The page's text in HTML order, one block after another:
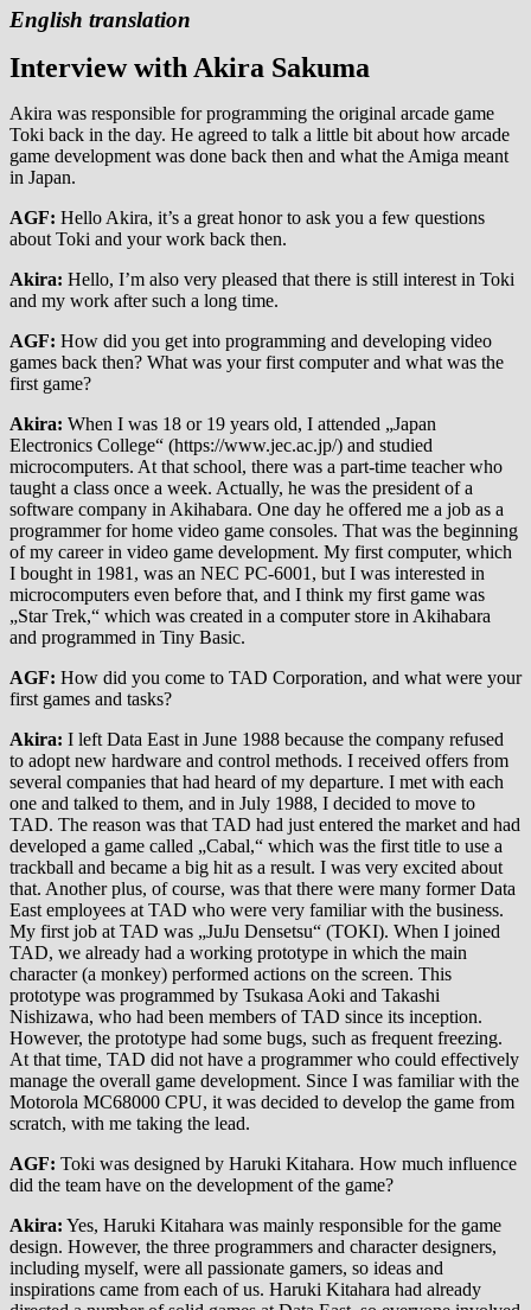
English translation
Interview with Akira Sakuma
Akira was responsible for programming the original arcade game
Toki back in the day. He agreed to talk a little bit about how arcade
game development was done back then and what the Amiga meant
in Japan.
AGF: Hello Akira, it’s a great honor to ask you a few questions
about Toki and your work back then.
Akira: Hello, I’m also very pleased that there is still interest in Toki
and my work after such a long time.
AGF: How did you get into programming and developing video
games back then? What was your first computer and what was the
first game?
Akira: When I was 18 or 19 years old, I attended „Japan
Electronics College“ (https://www.jec.ac.jp/) and studied
microcomputers. At that school, there was a part-time teacher who
taught a class once a week. Actually, he was the president of a
software company in Akihabara. One day he offered me a job as a
programmer for home video game consoles. That was the beginning
of my career in video game development. My first computer, which
I bought in 1981, was an NEC PC-6001, but I was interested in
microcomputers even before that, and I think my first game was
„Star Trek,“ which was created in a computer store in Akihabara
and programmed in Tiny Basic.
AGF: How did you come to TAD Corporation, and what were your
first games and tasks?
Akira: I left Data East in June 1988 because the company refused
to adopt new hardware and control methods. I received offers from
several companies that had heard of my departure. I met with each
one and talked to them, and in July 1988, I decided to move to
TAD. The reason was that TAD had just entered the market and had
developed a game called „Cabal,“ which was the first title to use a
trackball and became a big hit as a result. I was very excited about
that. Another plus, of course, was that there were many former Data
East employees at TAD who were very familiar with the business.
My first job at TAD was „JuJu Densetsu“ (TOKI). When I joined
TAD, we already had a working prototype in which the main
character (a monkey) performed actions on the screen. This
prototype was programmed by Tsukasa Aoki and Takashi
Nishizawa, who had been members of TAD since its inception.
However, the prototype had some bugs, such as frequent freezing.
At that time, TAD did not have a programmer who could effectively
manage the overall game development. Since I was familiar with the
Motorola MC68000 CPU, it was decided to develop the game from
scratch, with me taking the lead.
AGF: Toki was designed by Haruki Kitahara. How much influence
did the team have on the development of the game?
Akira: Yes, Haruki Kitahara was mainly responsible for the game
design. However, the three programmers and character designers,
including myself, were all passionate gamers, so ideas and
inspirations came from each of us. Haruki Kitahara had already